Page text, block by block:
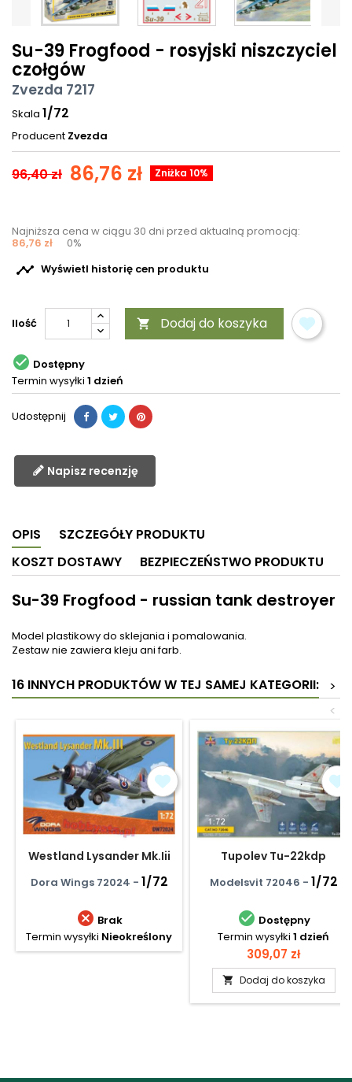
Su-39 Frogfood - rosyjski niszczyciel
czołgów
Zvezda 7217
Skala 1/72
Producent Zvezda
96,40 zł 86,76 zł Zniżka 10%
Najniższa cena w ciągu 30 dni przed aktualną promocją:
86,76 zł 0%
 Wyświetl historię cen produktu
Ilość  Dodaj do koszyka
 Dostępny
Termin wysyłki 1 dzień
Udostępnij
Napisz recenzję
OPIS
SZCZEGÓŁY PRODUKTU
KOSZT DOSTAWY
BEZPIECZEŃSTWO PRODUKTU
Su-39 Frogfood - russian tank destroyer
Model plastikowy do sklejania i pomalowania.
Zestaw nie zawiera kleju ani farb.
16 INNYCH PRODUKTÓW W TEJ SAMEJ KATEGORII:
>
<
Westland Lysander Mk.Iii
Dora Wings 72024 - 1/72
 Brak
Termin wysyłki Nieokreślony
Tupolev Tu-22kdp
Modelsvit 72046 - 1/72
 Dostępny
Termin wysyłki 1 dzień
Cena
309,07 zł
 Dodaj do koszyka